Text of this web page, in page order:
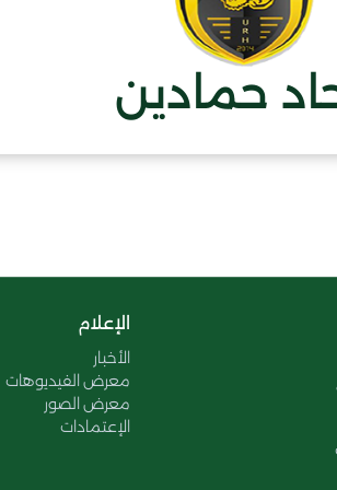
حمادين
الإعلام
الأخبار
معرض الفيديوهات
معرض الصور
الإعتمادات